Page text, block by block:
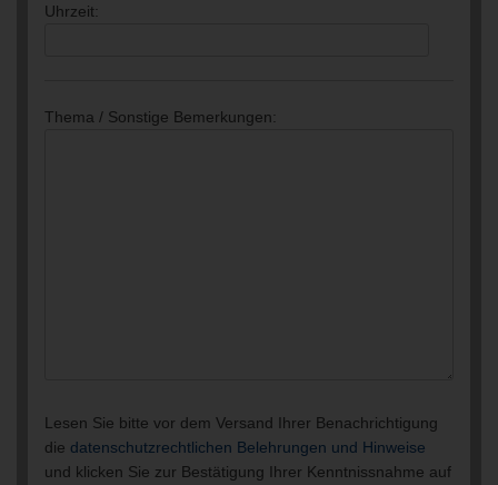
Uhrzeit:
Thema / Sonstige Bemerkungen:
Lesen Sie bitte vor dem Versand Ihrer Benachrichtigung
die datenschutzrechtlichen Belehrungen und Hinweise
und klicken Sie zur Bestätigung Ihrer Kenntnissnahme auf